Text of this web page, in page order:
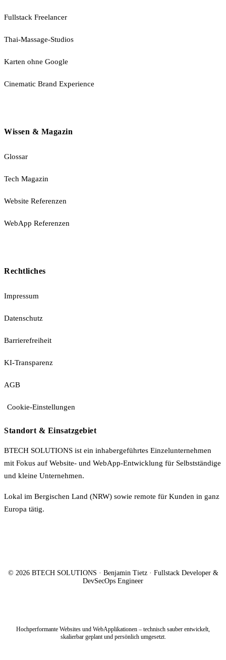
Fullstack Freelancer
Thai-Massage-Studios
Karten ohne Google
Cinematic Brand Experience
Wissen & Magazin
Glossar
Tech Magazin
Website Referenzen
WebApp Referenzen
Rechtliches
Impressum
Datenschutz
Barrierefreiheit
KI-Transparenz
AGB
Cookie-Einstellungen
Standort & Einsatzgebiet
BTECH SOLUTIONS ist ein inhabergeführtes Einzelunternehmen
mit Fokus auf Website- und WebApp-Entwicklung für Selbstständige
und kleine Unternehmen.
Lokal im Bergischen Land (NRW) sowie remote für Kunden in ganz
Europa tätig.
© 2026 BTECH SOLUTIONS · Benjamin Tietz · Fullstack Developer &
DevSecOps Engineer
Hochperformante Websites und WebApplikationen – technisch sauber entwickelt,
skalierbar geplant und persönlich umgesetzt.